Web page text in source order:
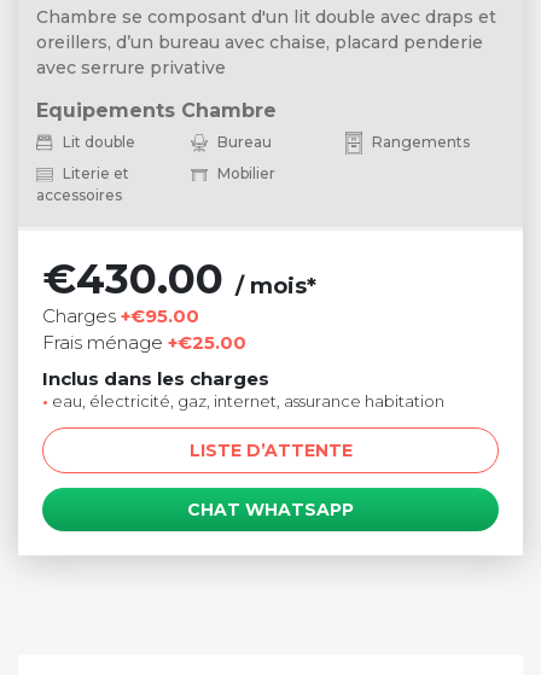
Chambre se composant d'un lit double avec draps et
oreillers, d’un bureau avec chaise, placard penderie
avec serrure privative
Equipements Chambre
Lit double Bureau
Rangements
Literie et
accessoires
Mobilier
€430.00 / mois*
Charges +€95.00
Frais ménage +€25.00
Inclus dans les charges
• eau, électricité, gaz, internet, assurance habitation
LISTE D’ATTENTE
CHAT WHATSAPP